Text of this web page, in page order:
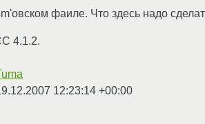
фаиле. Что здесь надо
4.1.2.
12:23:14 +00:00